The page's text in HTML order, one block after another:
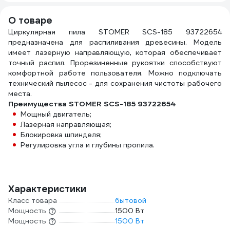
с\з ПВС 3*2,5 30 м
+ IP-44\220В
999000000001301
О товаре
Циркулярная пила STOMER SCS-185 93722654
предназначена для распиливания древесины. Модель
имеет лазерную направляющую, которая обеспечивает
точный распил. Прорезиненные рукоятки способствуют
комфортной работе пользователя. Можно подключать
технический пылесос - для сохранения чистоты рабочего
места.
Преимущества STOMER SCS-185 93722654
Мощный двигатель;
Лазерная направляющая;
Блокировка шпинделя;
Регулировка угла и глубины пропила.
Характеристики
Класс товара
бытовой
Мощность
1500 Вт
Мощность
1500 Вт